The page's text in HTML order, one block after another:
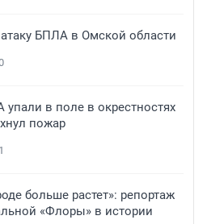
БПЛА в Омской области
в поле в окрестностях
пожар
больше растет»: репортаж
«Флоры» в истории